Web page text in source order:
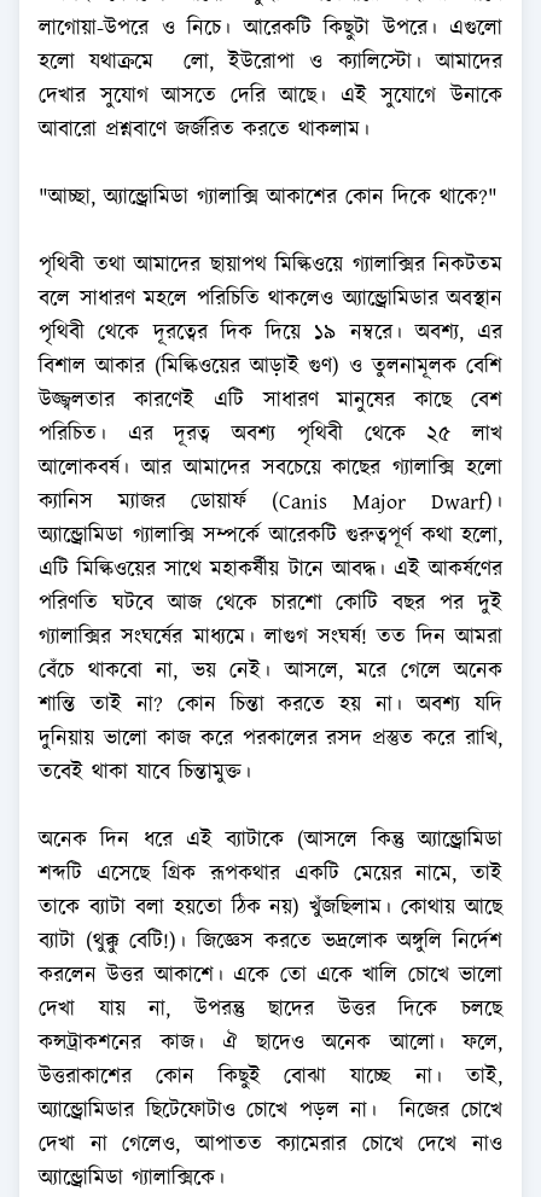
লাগোয়া-উপরে ও নিচে। আরেকটি কিছুটা উপরে। এগুলো
হলো যথাক্রমে লো, ইউরোপা ও ক্যালিস্টো। আমাদের
দেখার সুযোগ আসতে দেরি আছে। এই সুযোগে উনাকে
আবারো প্রশ্নবাণে জর্জরিত করতে থাকলাম।
"আচ্ছা, অ্যান্ড্রোমিডা গ্যালাক্সি আকাশের কোন দিকে থাকে?"
পৃথিবী তথা আমাদের ছায়াপথ মিল্কিওয়ে গ্যালাক্সির নিকটতম
বলে সাধারণ মহলে পরিচিতি থাকলেও অ্যান্ড্রোমিডার অবস্থান
পৃথিবী থেকে দূরত্বের দিক দিয়ে ১৯ নম্বরে। অবশ্য, এর
বিশাল আকার (মিল্কিওয়ের আড়াই গুণ) ও তুলনামূলক বেশি
উজ্জ্বলতার কারণেই এটি সাধারণ মানুষের কাছে বেশ
পরিচিত। এর দূরত্ব অবশ্য পৃথিবী থেকে ২৫ লাখ
আলোকবর্ষ। আর আমাদের সবচেয়ে কাছের গ্যালাক্সি হলো
ক্যানিস ম্যাজর ডোয়ার্ফ (Canis Major Dwarf)।
অ্যান্ড্রোমিডা গ্যালাক্সি সম্পর্কে আরেকটি গুরুত্বপূর্ণ কথা হলো,
এটি মিল্কিওয়ের সাথে মহাকর্ষীয় টানে আবদ্ধ। এই আকর্ষণের
পরিণতি ঘটবে আজ থেকে চারশো কোটি বছর পর দুই
গ্যালাক্সির সংঘর্ষের মাধ্যমে। লাগুগ সংঘর্ষ! তত দিন আমরা
বেঁচে থাকবো না, ভয় নেই। আসলে, মরে গেলে অনেক
শান্তি তাই না? কোন চিন্তা করতে হয় না। অবশ্য যদি
দুনিয়ায় ভালো কাজ করে পরকালের রসদ প্রস্তুত করে রাখি,
তবেই থাকা যাবে চিন্তামুক্ত।
অনেক দিন ধরে এই ব্যাটাকে (আসলে কিন্তু অ্যান্ড্রোমিডা
শব্দটি এসেছে গ্রিক রূপকথার একটি মেয়ের নামে, তাই
তাকে ব্যাটা বলা হয়তো ঠিক নয়) খুঁজছিলাম। কোথায় আছে
ব্যাটা (থুক্কু বেটি!)। জিজ্ঞেস করতে ভদ্রলোক অঙ্গুলি নির্দেশ
করলেন উত্তর আকাশে। একে তো একে খালি চোখে ভালো
দেখা যায় না, উপরন্তু ছাদের উত্তর দিকে চলছে
কন্সট্রাকশনের কাজ। ঐ ছাদেও অনেক আলো। ফলে,
উত্তরাকাশের কোন কিছুই বোঝা যাচ্ছে না। তাই,
অ্যান্ড্রোমিডার ছিটেফোটাও চোখে পড়ল না। নিজের চোখে
দেখা না গেলেও, আপাতত ক্যামেরার চোখে দেখে নাও
অ্যান্ড্রোমিডা গ্যালাক্সিকে।